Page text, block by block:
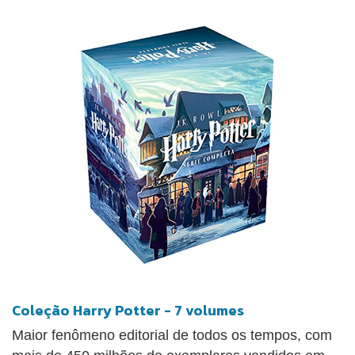
presente espetacular ou modelo popular para
construir para crianças ou fãs de Harry Potter de
todas as idades, os brinquedos da gama LEGO
Harry Potter garantem oferecer um prazer mágico
Coleção Harry Potter - 7 volumes
Maior fenômeno editorial de todos os tempos, com